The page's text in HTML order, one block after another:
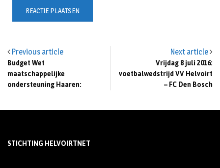
Previous article
Budget Wet
maatschappelijke
ondersteuning Haaren:
Next article
Vrijdag 8 juli 2016:
voetbalwedstrijd VV Helvoirt
– FC Den Bosch
STICHTING HELVOIRTNET